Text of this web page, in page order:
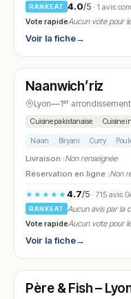
RANKEAT 4.0/5 · 1 avis
Vote rapideAucun vote pour
Voir la fiche→
N° 18
Naanwich’riz
Lyon—1ᵉʳ arrondissement
Cuisine pakistanaise Cuisine
Naan Biryani Curry
Livraison :Non renseignée
Réservation en ligne :Non
★★★★★4.7/5· 715 avis
RANKEAT
Aucun avis par la
Vote rapideAucun vote pour
Voir la fiche→
N° 19
Père & Fish –